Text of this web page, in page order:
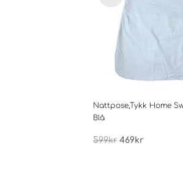
Nattpose,Tykk Home
Blå
599kr Opprinnelig
469kr